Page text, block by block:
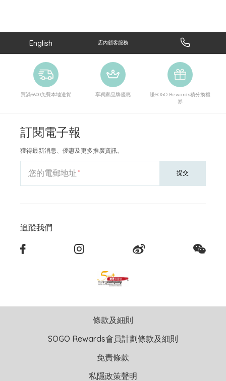
English 店內顧客服務
買滿$600免費本地送貨 享獨家品牌優惠
賺SOGO Rewards積分換禮
券
訂閱電子報
獲得最新消息、優惠及更多推廣資訊。
您的電郵地址 提交
追蹤我們
條款及細則
SOGO Rewards會員計劃條款及細則
免責條款
私隱政策聲明